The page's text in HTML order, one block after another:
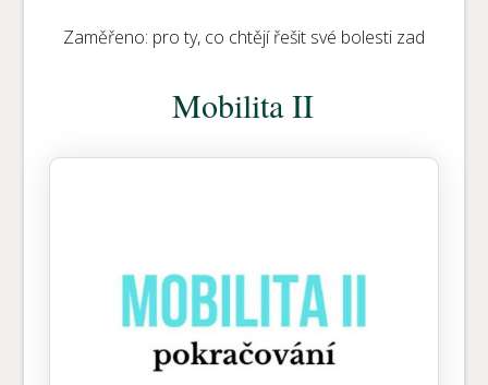
Zaměřeno: pro ty, co chtějí řešit své bolesti zad
Mobilita II